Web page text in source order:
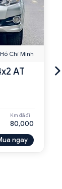
Hồ Chí Minh
AT
Km đã đi
80,000
ngay